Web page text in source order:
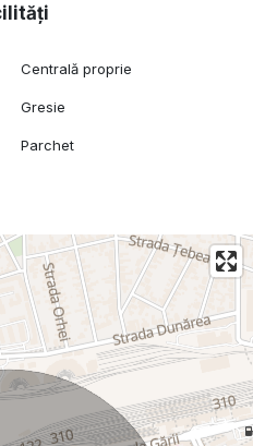
Centrală proprie
Gresie
Parchet